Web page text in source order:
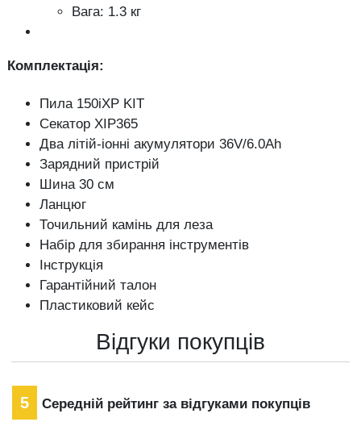
Вага: 1.3 кг
Комплектація:
Пила 150iXP KIT
Секатор XIP365
Два літій-іонні акумулятори 36V/6.0Ah
Зарядний пристрій
Шина 30 см
Ланцюг
Точильний камінь для леза
Набір для збирання інструментів
Інструкція
Гарантійний талон
Пластиковий кейс
Відгуки покупців
5 Середній рейтинг за відгуками покупців